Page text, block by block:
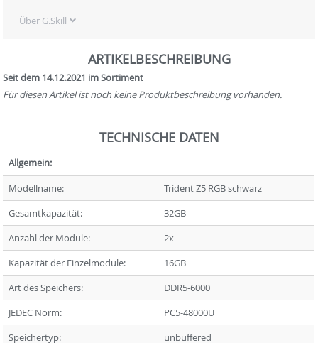
Über G.Skill
ARTIKELBESCHREIBUNG
Seit dem 14.12.2021 im Sortiment
Für diesen Artikel ist noch keine Produktbeschreibung vorhanden.
TECHNISCHE DATEN
Allgemein:
Modellname:
Trident Z5 RGB schwarz
Gesamtkapazität:
32GB
Anzahl der Module:
2x
Kapazität der Einzelmodule:
16GB
Art des Speichers:
DDR5-6000
JEDEC Norm:
PC5-48000U
Speichertyp:
unbuffered